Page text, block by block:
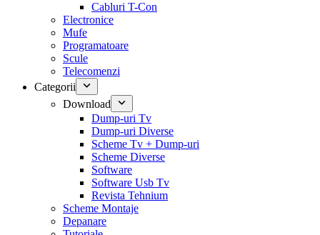
Cabluri T-Con
Electronice
Mufe
Programatoare
Scule
Telecomenzi
Categorii
Download
Dump-uri Tv
Dump-uri Diverse
Scheme Tv + Dump-uri
Scheme Diverse
Software
Software Usb Tv
Revista Tehnium
Scheme Montaje
Depanare